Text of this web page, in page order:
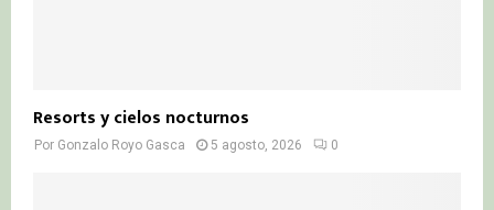
Resorts y cielos nocturnos
Por Gonzalo Royo Gasca 5 agosto, 2026 0